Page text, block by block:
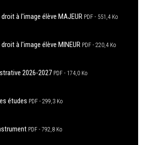
à l'image élève MAJEUR PDF 551,4 Ko
à l'image élève MINEUR PDF 220,4 Ko
2026-2027 PDF 174,0 Ko
études PDF 299,3 Ko
PDF 792,8 Ko